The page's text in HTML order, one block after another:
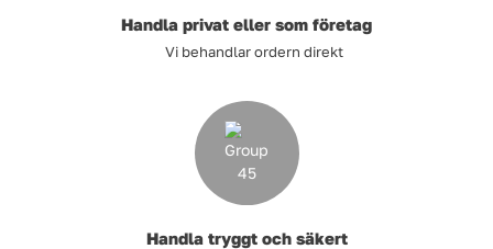
Värme, VVS & inomhusklimat
Handla privat eller som företag
Vi behandlar ordern direkt
Handla tryggt och säkert